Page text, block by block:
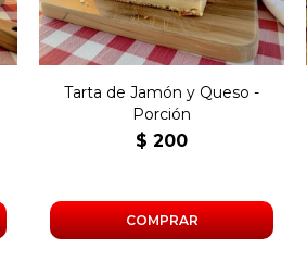
Tarta de Jamón y Queso -
Porción
$ 200